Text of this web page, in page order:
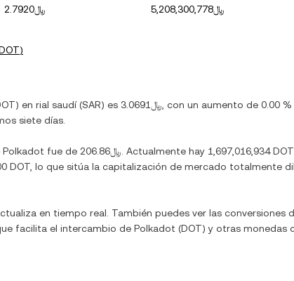
﷼2.7920
﷼5,208,300,778
)
) en rial saudí(SAR) es ﷼3.0691 , con un aumento de 0.00 %
siete días.
Polkadot fue de ﷼206.86 . Actualmente hay 1,697,016,934 DOT
DOT , lo que sitúa la capitalización de mercado totalmente
en tiempo real. También puedes ver las conversiones
facilita el intercambio de Polkadot (DOT) y otras monedas